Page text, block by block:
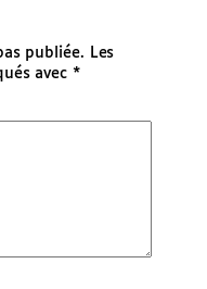
publiée.
Les
avec *